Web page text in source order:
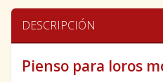
DESCRIPCIÓN
Pienso para loros